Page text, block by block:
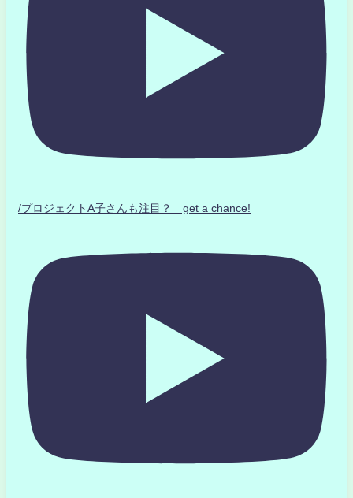
/プロジェクトA子さんも注目？ get a chance!